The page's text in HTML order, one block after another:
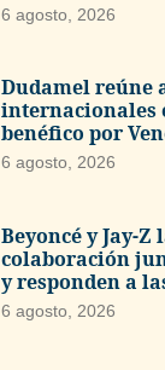
6 agosto, 2026
Dudamel reúne
internacionales
benéfico por
6 agosto, 2026
Beyoncé y Jay-
colaboración
y responden a
6 agosto, 2026